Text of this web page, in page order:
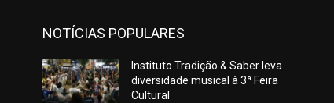
NOTÍCIAS POPULARES
Instituto Tradição & Saber leva
diversidade musical à 3ª Feira
Cultural